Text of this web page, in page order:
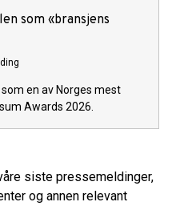
som «bransjens
en av Norges mest
Awards 2026.
siste pressemeldinger,
og annen relevant